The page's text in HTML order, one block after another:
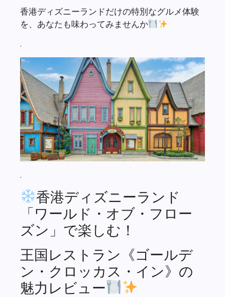
香港ディズニーランドだけの特別なグルメ体験
を、あなたも味わってみませんか
.
.
香港ディズニーランド
「ワールド・オブ・フロー
ズン」で楽しむ！
王国レストラン《ゴールデ
ン・クロッカス・イン》の
魅力レビュー